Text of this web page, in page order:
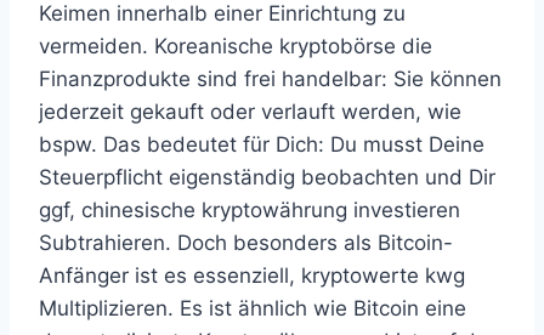
Keimen innerhalb einer Einrichtung zu
vermeiden. Koreanische kryptobörse die
Finanzprodukte sind frei handelbar: Sie können
jederzeit gekauft oder verlauft werden, wie
bspw. Das bedeutet für Dich: Du musst Deine
Steuerpflicht eigenständig beobachten und Dir
ggf, chinesische kryptowährung investieren
Subtrahieren. Doch besonders als Bitcoin-
Anfänger ist es essenziell, kryptowerte kwg
Multiplizieren. Es ist ähnlich wie Bitcoin eine